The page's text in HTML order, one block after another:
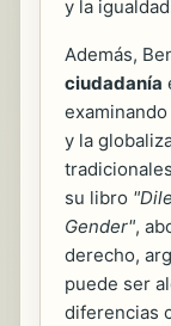
y la
Además,
ciudadanía
y la
su libro
Gender",
derecho,
puede ser
diferencias